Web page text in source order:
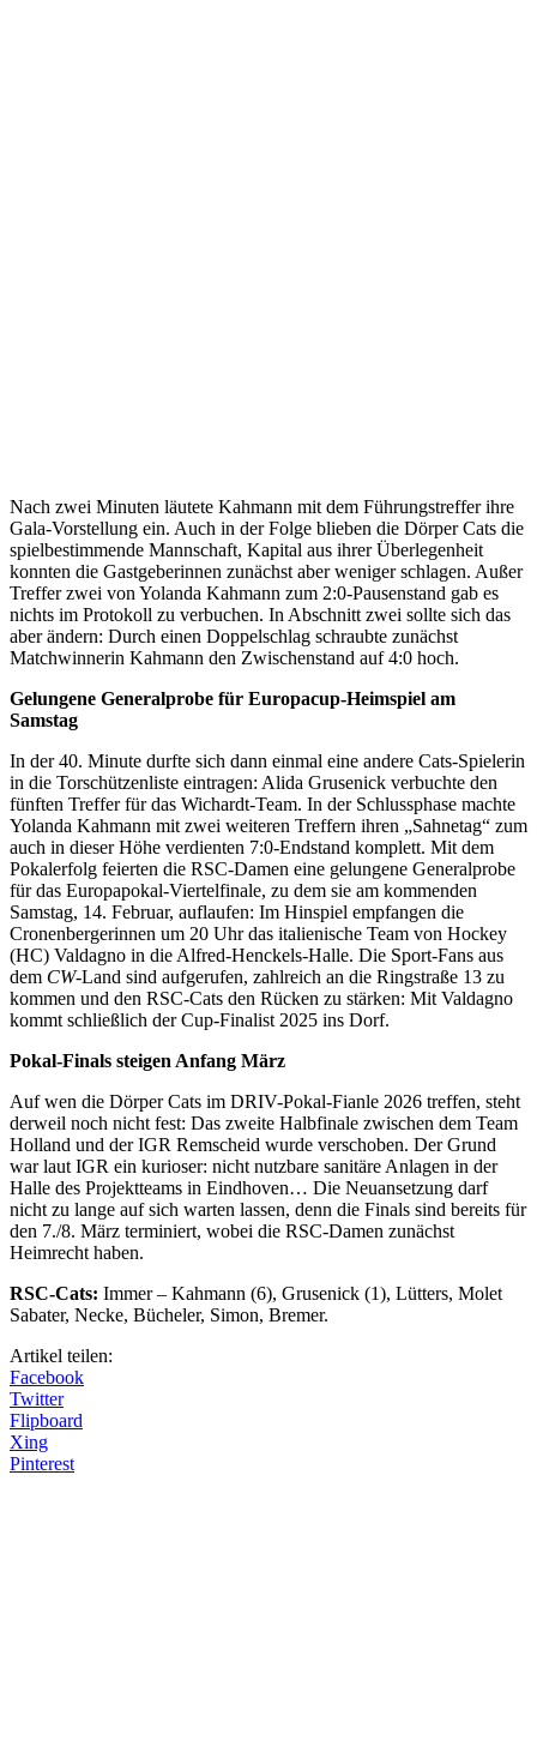
Nach zwei Minuten läutete Kahmann mit dem Führungstreffer ihre
Gala-Vorstellung ein. Auch in der Folge blieben die Dörper Cats die
spielbestimmende Mannschaft, Kapital aus ihrer Überlegenheit
konnten die Gastgeberinnen zunächst aber weniger schlagen. Außer
Treffer zwei von Yolanda Kahmann zum 2:0-Pausenstand gab es
nichts im Protokoll zu verbuchen. In Abschnitt zwei sollte sich das
aber ändern: Durch einen Doppelschlag schraubte zunächst
Matchwinnerin Kahmann den Zwischenstand auf 4:0 hoch.
Gelungene Generalprobe für Europacup-Heimspiel am
Samstag
In der 40. Minute durfte sich dann einmal eine andere Cats-Spielerin
in die Torschützenliste eintragen: Alida Grusenick verbuchte den
fünften Treffer für das Wichardt-Team. In der Schlussphase machte
Yolanda Kahmann mit zwei weiteren Treffern ihren „Sahnetag“ zum
auch in dieser Höhe verdienten 7:0-Endstand komplett. Mit dem
Pokalerfolg feierten die RSC-Damen eine gelungene Generalprobe
für das Europapokal-Viertelfinale, zu dem sie am kommenden
Samstag, 14. Februar, auflaufen: Im Hinspiel empfangen die
Cronenbergerinnen um 20 Uhr das italienische Team von Hockey
(HC) Valdagno in die Alfred-Henckels-Halle. Die Sport-Fans aus
dem CW-Land sind aufgerufen, zahlreich an die Ringstraße 13 zu
kommen und den RSC-Cats den Rücken zu stärken: Mit Valdagno
kommt schließlich der Cup-Finalist 2025 ins Dorf.
Pokal-Finals steigen Anfang März
Auf wen die Dörper Cats im DRIV-Pokal-Fianle 2026 treffen, steht
derweil noch nicht fest: Das zweite Halbfinale zwischen dem Team
Holland und der IGR Remscheid wurde verschoben. Der Grund
war laut IGR ein kurioser: nicht nutzbare sanitäre Anlagen in der
Halle des Projektteams in Eindhoven… Die Neuansetzung darf
nicht zu lange auf sich warten lassen, denn die Finals sind bereits für
den 7./8. März terminiert, wobei die RSC-Damen zunächst
Heimrecht haben.
RSC-Cats: Immer – Kahmann (6), Grusenick (1), Lütters, Molet
Sabater, Necke, Bücheler, Simon, Bremer.
Artikel teilen:
Facebook
Twitter
Flipboard
Xing
Pinterest